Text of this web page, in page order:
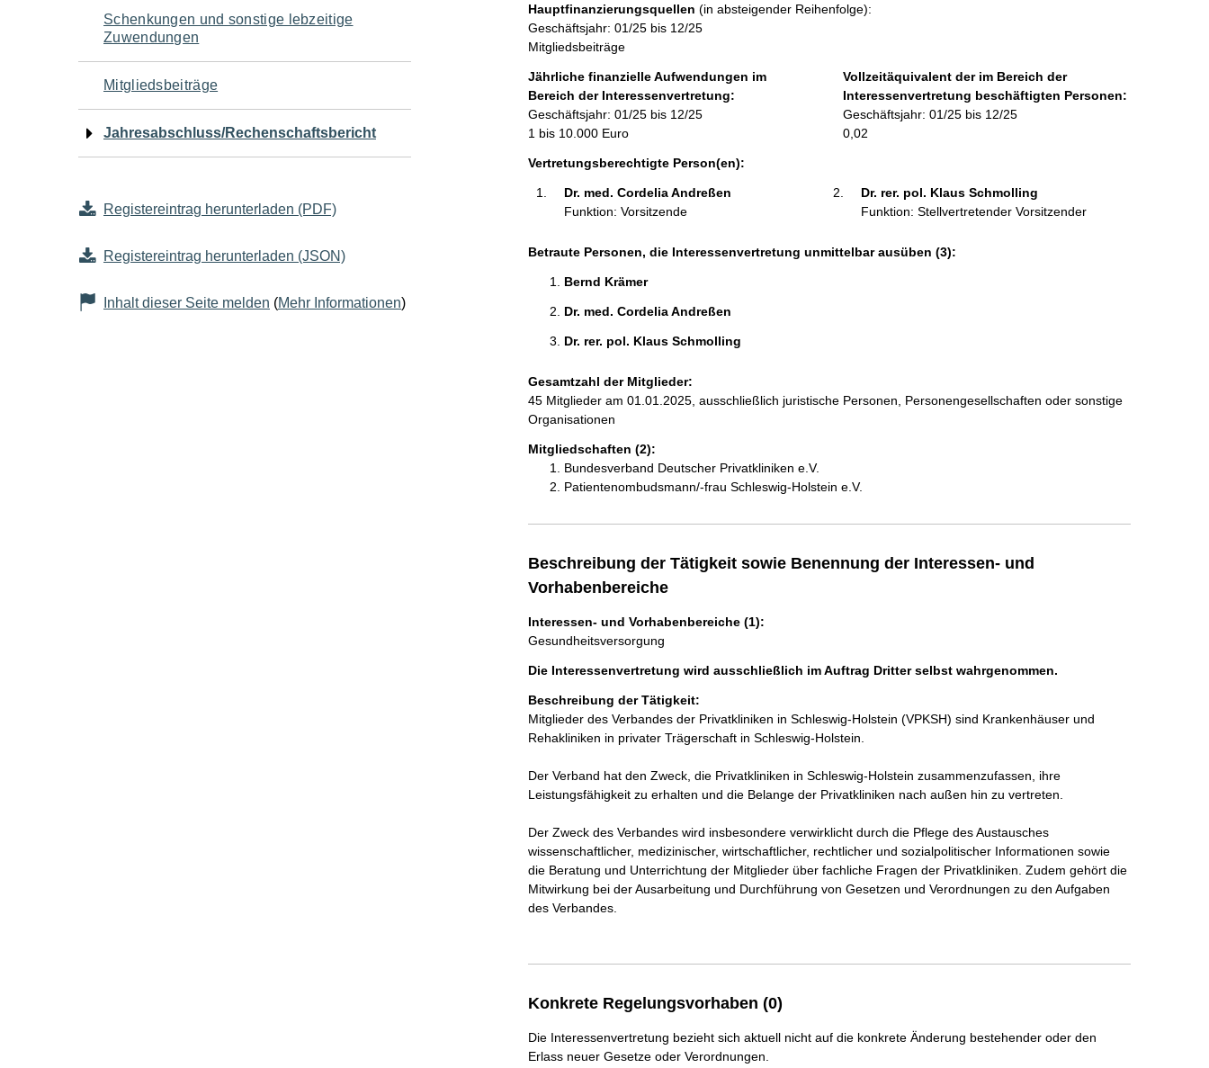
Schenkungen und sonstige lebzeitige
Zuwendungen
Mitgliedsbeiträge
Jahresabschluss/Rechenschaftsbericht
Registereintrag herunterladen (PDF)
Registereintrag herunterladen (JSON)
Inhalt dieser Seite melden (Mehr Informationen)
n
h
a
l
t
t
f
o
r
m
Hauptfinanzierungsquellen (in absteigender Reihenfolge):
Geschäftsjahr: 01/25 bis 12/25
Mitgliedsbeiträge
Jährliche finanzielle Aufwendungen im
Bereich der Interessenvertretung:
Geschäftsjahr: 01/25 bis 12/25
1 bis 10.000 Euro
Vollzeitäquivalent der im Bereich der
Interessenvertretung beschäftigten Personen:
Geschäftsjahr: 01/25 bis 12/25
0,02
Vertretungsberechtigte Person(en):
Dr. med. Cordelia Andreßen
Funktion: Vorsitzende
Dr. rer. pol. Klaus Schmolling
Funktion: Stellvertretender Vorsitzender
Betraute Personen, die Interessenvertretung unmittelbar ausüben (3):
Bernd Krämer
Dr. med. Cordelia Andreßen
Dr. rer. pol. Klaus Schmolling
Gesamtzahl der Mitglieder:
45 Mitglieder am 01.01.2025, ausschließlich juristische Personen, Personengesellschaften oder sonstige
Organisationen
Mitgliedschaften (2):
Bundesverband Deutscher Privatkliniken e.V.
Patientenombudsmann/-frau Schleswig-Holstein e.V.
Beschreibung der Tätigkeit sowie Benennung der Interessen- und
Vorhabenbereiche
Interessen- und Vorhabenbereiche (1):
Gesundheitsversorgung
Die Interessenvertretung wird ausschließlich im Auftrag Dritter selbst wahrgenommen.
Beschreibung der Tätigkeit:
Mitglieder des Verbandes der Privatkliniken in Schleswig-Holstein (VPKSH) sind Krankenhäuser und
Rehakliniken in privater Trägerschaft in Schleswig-Holstein.
Der Verband hat den Zweck, die Privatkliniken in Schleswig-Holstein zusammenzufassen, ihre
Leistungsfähigkeit zu erhalten und die Belange der Privatkliniken nach außen hin zu vertreten.
Der Zweck des Verbandes wird insbesondere verwirklicht durch die Pflege des Austausches
wissenschaftlicher, medizinischer, wirtschaftlicher, rechtlicher und sozialpolitischer Informationen sowie
die Beratung und Unterrichtung der Mitglieder über fachliche Fragen der Privatkliniken. Zudem gehört die
Mitwirkung bei der Ausarbeitung und Durchführung von Gesetzen und Verordnungen zu den Aufgaben
des Verbandes.
Konkrete Regelungsvorhaben (0)
Die Interessenvertretung bezieht sich aktuell nicht auf die konkrete Änderung bestehender oder den
Erlass neuer Gesetze oder Verordnungen.